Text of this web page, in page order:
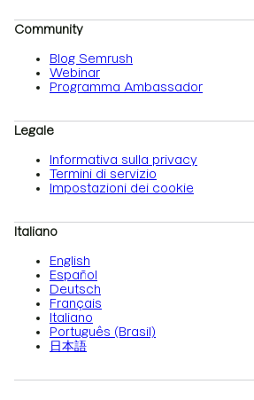
Community
Blog Semrush
Webinar
Programma Ambassador
Legale
Informativa sulla privacy
Termini di servizio
Impostazioni dei cookie
Italiano
English
Español
Deutsch
Français
Italiano
Português (Brasil)
日本語